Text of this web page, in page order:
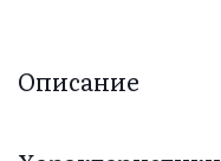
Описание